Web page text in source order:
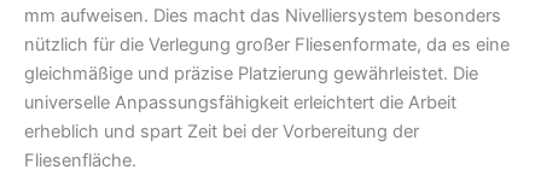
mm aufweisen. Dies macht das Nivelliersystem besonders
nützlich für die Verlegung großer Fliesenformate, da es eine
gleichmäßige und präzise Platzierung gewährleistet. Die
universelle Anpassungsfähigkeit erleichtert die Arbeit
erheblich und spart Zeit bei der Vorbereitung der
Fliesenfläche.